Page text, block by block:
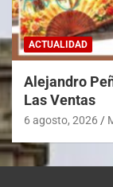
ACTUALIDAD
Alejandro
Las Ventas
6 agosto, 2026